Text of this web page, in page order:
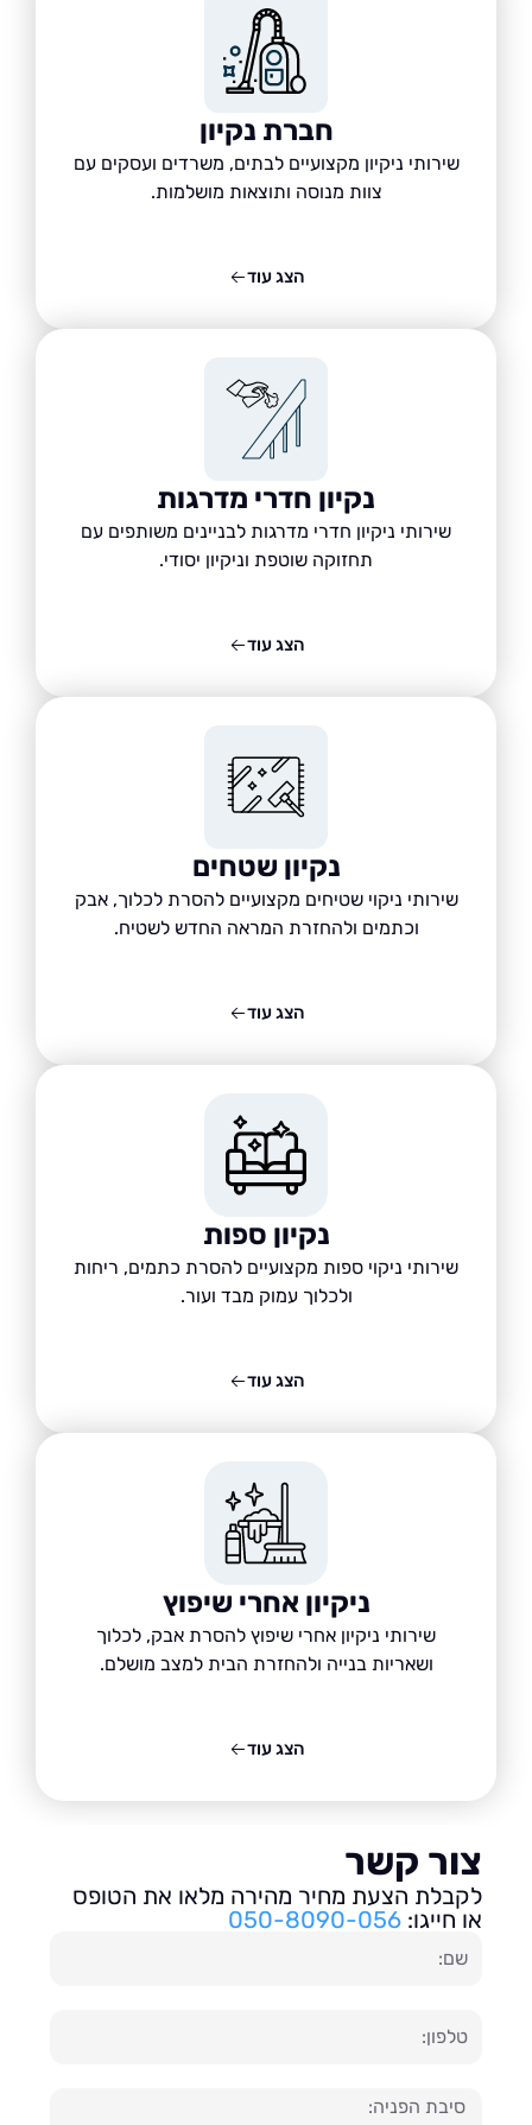
חברת נקיון
שירותי ניקיון מקצועיים לבתים, משרדים ועסקים עם
צוות מנוסה ותוצאות מושלמות.
נקיון חדרי מדרגות
שירותי ניקיון חדרי מדרגות לבניינים משותפים עם
תחזוקה שוטפת וניקיון יסודי.
נקיון שטחים
שירותי ניקוי שטיחים מקצועיים להסרת לכלוך, אבק
וכתמים ולהחזרת המראה החדש לשטיח.
נקיון ספות
שירותי ניקוי ספות מקצועיים להסרת כתמים, ריחות
ולכלוך עמוק מבד ועור.
ניקיון אחרי שיפוץ
שירותי ניקיון אחרי שיפוץ להסרת אבק, לכלוך
ושאריות בנייה ולהחזרת הבית למצב מושלם.
קשר
הצעת מחיר מהירה מלאו את הטופס
חייגו:050-8090-056